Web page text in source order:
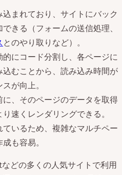
まれており、サイトにバック
きる（フォームの送信処理、
とのやり取りなど）。
にコード分割し、各ページに
むことから、読み込み時間が
が向上。
、そのページのデータを取得
速くレンダリングできる。
いるため、複雑なマルチペー
も容易。
どの多くの人気サイトで利用